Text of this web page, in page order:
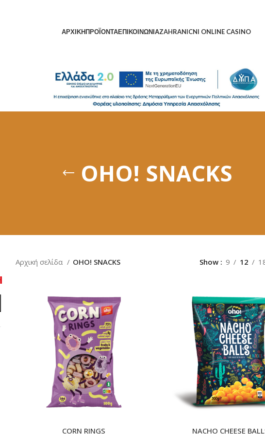
ΑΡΧΙΚΗΠΡΟΪΟΝΤΑΕΠΙΚΟΙΝΩΝΙΑZAHRANICNI ONLINE CASINO
OHO! SNACKS
Αρχική σελίδα OHO! SNACKS Show 9 12
CORN RINGS NACHO CHEESE